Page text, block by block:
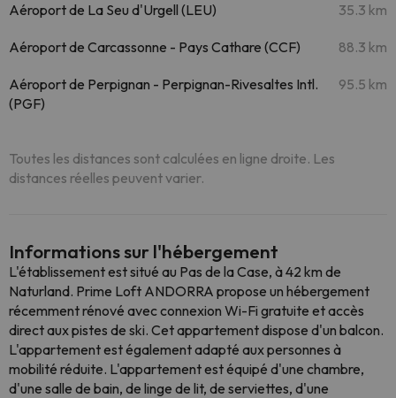
Aéroport de La Seu d'Urgell (LEU) 35.3 km
Aéroport de Carcassonne - Pays Cathare (CCF) 88.3 km
Aéroport de Perpignan - Perpignan-Rivesaltes Intl.
(PGF)
95.5 km
Toutes les distances sont calculées en ligne droite. Les
distances réelles peuvent varier.
Informations sur l'hébergement
L'établissement est situé au Pas de la Case, à 42 km de
Naturland. Prime Loft ANDORRA propose un hébergement
récemment rénové avec connexion Wi-Fi gratuite et accès
direct aux pistes de ski. Cet appartement dispose d'un balcon.
L'appartement est également adapté aux personnes à
mobilité réduite. L'appartement est équipé d'une chambre,
d'une salle de bain, de linge de lit, de serviettes, d'une